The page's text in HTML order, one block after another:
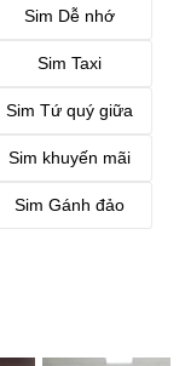
Sim Dễ nhớ
Sim Taxi
Sim Tứ quý giữa
Sim khuyến mãi
Sim Gánh đảo